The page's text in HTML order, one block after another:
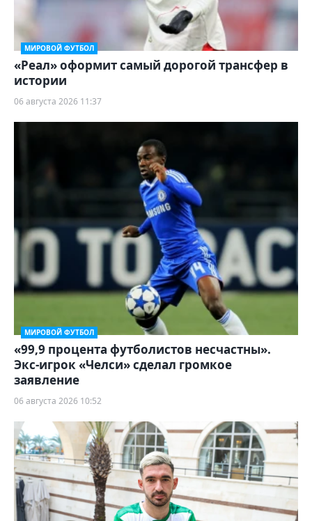
МИРОВОЙ ФУТБОЛ
«Реал» оформит самый дорогой трансфер в
истории
06 августа 2026 11:37
МИРОВОЙ ФУТБОЛ
«99,9 процента футболистов несчастны».
Экс-игрок «Челси» сделал громкое
заявление
06 августа 2026 10:52